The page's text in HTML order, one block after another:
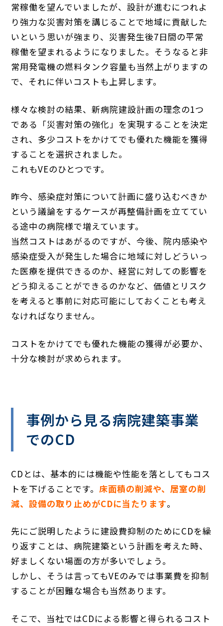
常稼働を望んでいましたが、設計が進むにつれよ
り強力な災害対策を講じることで地域に貢献した
いという思いが強まり、災害発生後7日間の平常
稼働を望まれるようになりました。そうなると非
常用発電機の燃料タンク容量も当然上がりますの
で、それに伴いコストも上昇します。
様々な検討の結果、新病院建設計画の理念の1つ
である「災害対策の強化」を実現することを決定
され、多少コストをかけてでも優れた機能を獲得
することを選択されました。
これもVEのひとつです。
昨今、感染症対策について計画に盛り込むべきか
という議論をするケースが再整備計画を立ててい
る途中の病院様で増えています。
当然コストはあがるのですが、今後、院内感染や
感染症受入が発生した場合に地域に対しどういっ
た医療を提供できるのか、経営に対しての影響を
どう抑えることができるのかなど、価値とリスク
を考えると事前に対応可能にしておくことも考え
なければなりません。
コストをかけてでも優れた機能の獲得が必要か、
十分な検討が求められます。
事例から見る病院建築事業
でのCD
CDとは、基本的には機能や性能を落としてもコス
トを下げることです。 床面積の削減や、居室の削
減、設備の取り止めがCDに当たります。
先にご説明したように建設費抑制のためにCDを繰
り返すことは、病院建築という計画を考えた時、
好ましくない場面の方が多いでしょう。
しかし、そうは言ってもVEのみでは事業費を抑制
することが困難な場合も当然あります。
そこで、当社ではCDによる影響と得られるコスト